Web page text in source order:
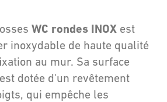
WC rondes INOX est
inoxydable de haute qualité
au mur. Sa surface
dotée d'un revêtement
qui empêche les